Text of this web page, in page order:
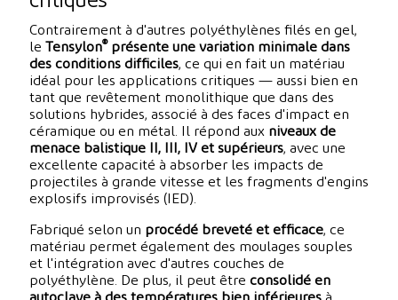
Contrairement à d'autres polyéthylènes filés en gel,
le
Tensylon® présente une variation minimale dans
des conditions difficiles, ce qui en fait un matériau
idéal pour les applications critiques — aussi bien en
tant que revêtement monolithique que dans des
solutions hybrides, associé à des faces d'impact en
céramique ou en métal. Il répond aux niveaux de
menace balistique II, III, IV et supérieurs, avec une
excellente capacité à absorber les impacts de
projectiles à grande vitesse et les fragments d'engins
explosifs improvisés (IED).
Fabriqué selon un procédé breveté et efficace, ce
matériau permet également des moulages souples
et l'intégration avec d'autres couches de
polyéthylène. De plus, il peut être consolidé en